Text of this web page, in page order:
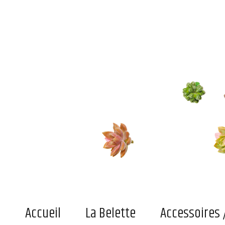
Du pratique, de l'indispensable ou simplement du joli superficiel pour adultes et
Accueil La Belette